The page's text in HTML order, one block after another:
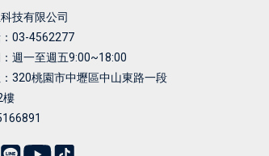
技有限公司
03-4562277
週一至週五9:00~18:00
320桃園市中壢區中山東路一段
樓